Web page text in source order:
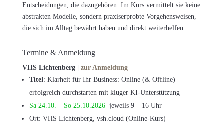
Entscheidungen, die dazugehören. Im Kurs vermittelt sie keine
abstrakten Modelle, sondern praxiserprobte Vorgehensweisen,
die sich im Alltag bewährt haben und direkt weiterhelfen.
Termine & Anmeldung
VHS Lichtenberg | zur Anmeldung
Titel: Klarheit für Ihr Business: Online (& Offline)
erfolgreich durchstarten mit kluger KI-Unterstützung
Sa 24.10. – So 25.10.2026jeweils 9 – 16 Uhr
Ort: VHS Lichtenberg, vsh.cloud (Online-Kurs)